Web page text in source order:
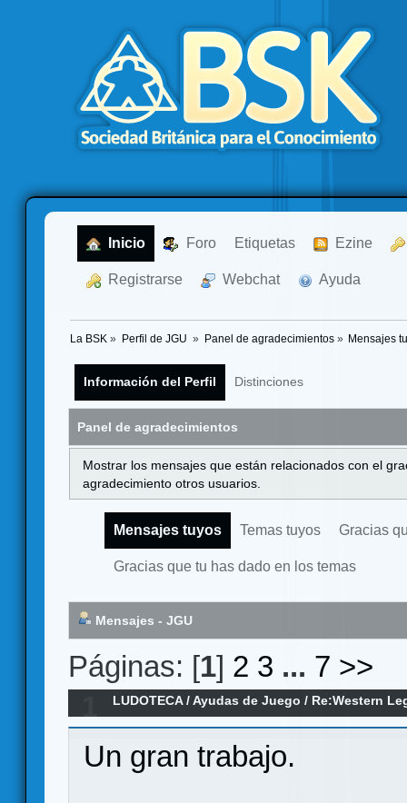
Inicio Foro Etiquetas Ezine
Registrarse Webchat Ayuda
La BSK » Perfil de JGU » Panel de agradecimientos» Mensajes
Información del Perfil Distinciones
Panel de agradecimientos
Mostrar los mensajes que están relacionados con el
agradecimiento otros usuarios.
Mensajes tuyos Temas tuyos Gracias
Gracias que tu has dado en los temas
Mensajes - JGU
Páginas: [1] 2 3 ... 7 >>
LUDOTECA/Ayudas de Juego / Re:Western
Un gran trabajo.